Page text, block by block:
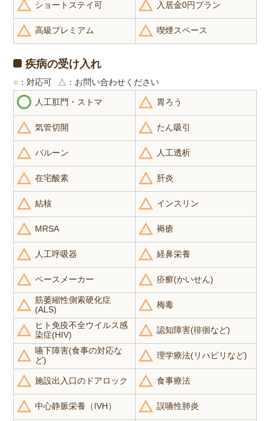
ショートステイ可 入居金0円プラン
高級プレミアム 喫煙スペース
疾病の受け入れ
○ ：対応可 △ ：お問い合わせください
人工肛門・ストマ 胃ろう
気管切開 たん吸引
バルーン 人工透析
在宅酸素 肝炎
結核 インスリン
MRSA 褥瘡
人工呼吸器 経鼻栄養
ペースメーカー 疥癬(かいせん)
筋萎縮性側索硬化症
(ALS)
梅毒
ヒト免疫不全ウイルス感
染症(HIV)
認知障害(徘徊など)
嚥下障害(食事の対応な
ど)
理学療法(リハビリなど)
施設出入口のドアロック 食事療法
中心静脈栄養（IVH） 誤嚥性肺炎